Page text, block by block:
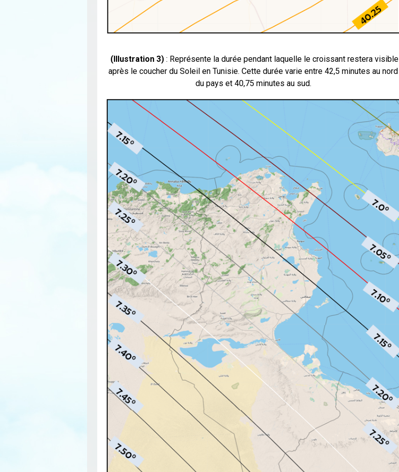
(Illustration 3): Représente la durée pendant laquelle le croissant restera visible
après le coucher du Soleil en Tunisie. Cette durée varie entre 42,5 minutes au nord
du pays et 40,75 minutes au sud.